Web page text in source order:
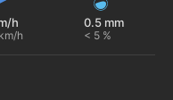
h
h
0.5 mm
< 5 %